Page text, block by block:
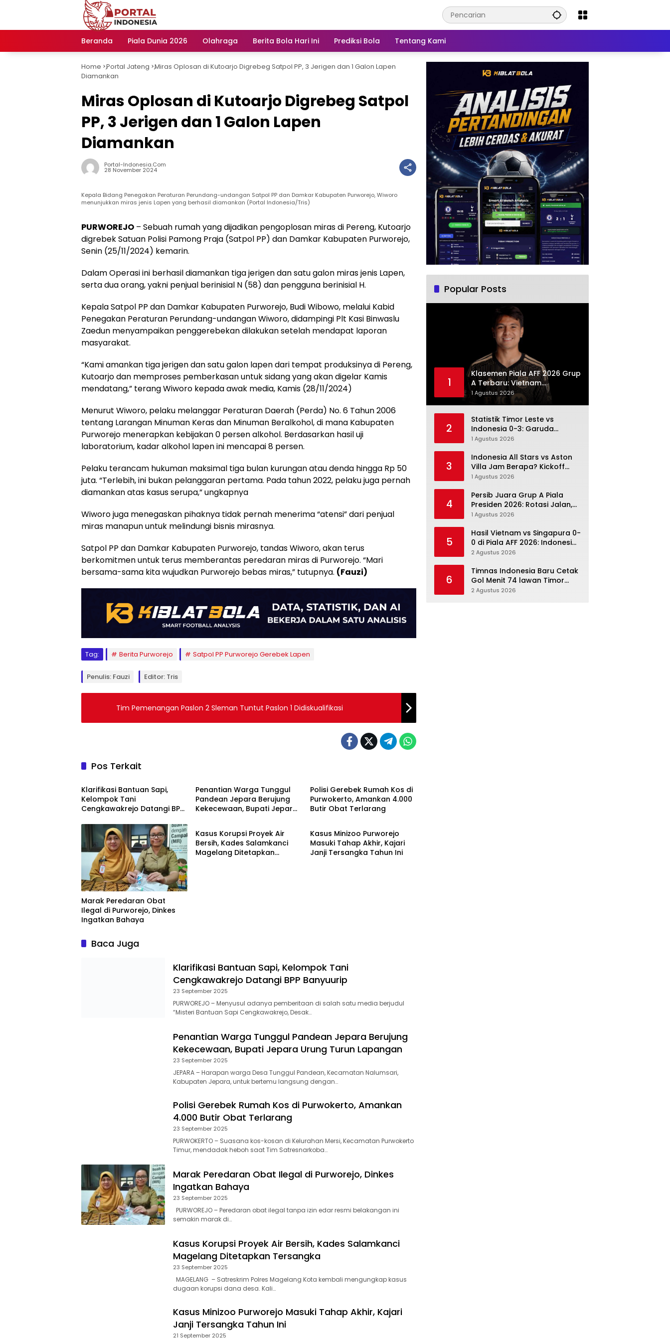
Beranda
Piala Dunia 2026 Olahraga Berita Bola Hari Ini Prediksi Bola Tentang Kami
Home -
Portal Jateng -Miras Oplosan di Kutoarjo Digrebeg Satpol PP, 3 Jerigen dan 1 Galon Lapen
Diamankan
Miras Oplosan di Kutoarjo Digrebeg Satpol
PP, 3 Jerigen dan 1 Galon Lapen
Diamankan
Portal-Indonesia.com
28 November 2024
Kepala Bidang Penegakan Peraturan Perundang-undangan Satpol PP dan Damkar Kabupaten Purworejo, Wiworo
menunjukkan miras jenis Lapen yang berhasil diamankan (Portal Indonesia/Tris)
PURWOREJO – Sebuah rumah yang dijadikan pengoplosan miras di Pereng, Kutoarjo
digrebek Satuan Polisi Pamong Praja (Satpol PP) dan Damkar Kabupaten Purworejo,
Senin (25/11/2024) kemarin.
Dalam Operasi ini berhasil diamankan tiga jerigen dan satu galon miras jenis Lapen,
serta dua orang, yakni penjual berinisial N (58) dan pengguna berinisial H.
Kepala Satpol PP dan Damkar Kabupaten Purworejo, Budi Wibowo, melalui Kabid
Penegakan Peraturan Perundang-undangan Wiworo, didampingi Plt Kasi Binwaslu
Zaedun menyampaikan penggerebekan dilakukan setelah mendapat laporan
masyarakat.
“Kami amankan tiga jerigen dan satu galon lapen dari tempat produksinya di Pereng,
Kutoarjo dan memproses pemberkasan untuk sidang yang akan digelar Kamis
mendatang,” terang Wiworo kepada awak media, Kamis (28/11/2024)
Menurut Wiworo, pelaku melanggar Peraturan Daerah (Perda) No. 6 Tahun 2006
tentang Larangan Minuman Keras dan Minuman Beralkohol, di mana Kabupaten
Purworejo menerapkan kebijakan 0 persen alkohol. Berdasarkan hasil uji
laboratorium, kadar alkohol lapen ini mencapai 8 persen.
Pelaku terancam hukuman maksimal tiga bulan kurungan atau denda hingga Rp 50
juta. “Terlebih, ini bukan pelanggaran pertama. Pada tahun 2022, pelaku juga pernah
diamankan atas kasus serupa,” ungkapnya
Wiworo juga menegaskan pihaknya tidak pernah menerima “atensi” dari penjual
miras manapun untuk melindungi bisnis mirasnya.
Satpol PP dan Damkar Kabupaten Purworejo, tandas Wiworo, akan terus
berkomitmen untuk terus memberantas peredaran miras di Purworejo. “Mari
bersama-sama kita wujudkan Purworejo bebas miras,” tutupnya. (Fauzi)
Tag: Berita Purworejo Satpol PP Purworejo Gerebek Lapen
Penulis: Fauzi Editor: Tris
Tim Pemenangan Paslon 2 Sleman Tuntut Paslon 1 Didiskualifikasi
Pos Terkait
Klarifikasi Bantuan Sapi,
Kelompok Tani
Cengkawakrejo Datangi BPP
Penantian Warga Tunggul
Pandean Jepara Berujung
Kekecewaan, Bupati Jepara
Polisi Gerebek Rumah Kos di
Purwokerto, Amankan 4.000
Butir Obat Terlarang
Marak Peredaran Obat
Ilegal di Purworejo, Dinkes
Ingatkan Bahaya
Kasus Korupsi Proyek Air
Bersih, Kades Salamkanci
Magelang Ditetapkan
Kasus Minizoo Purworejo
Masuki Tahap Akhir, Kajari
Janji Tersangka Tahun Ini
Baca Juga
Klarifikasi Bantuan Sapi, Kelompok Tani
Cengkawakrejo Datangi BPP Banyuurip
23 September 2025
PURWOREJO – Menyusul adanya pemberitaan di salah satu media berjudul
“Misteri Bantuan Sapi Cengkawakrejo, Desak…
Penantian Warga Tunggul Pandean Jepara Berujung
Kekecewaan, Bupati Jepara Urung Turun Lapangan
23 September 2025
JEPARA – Harapan warga Desa Tunggul Pandean, Kecamatan Nalumsari,
Kabupaten Jepara, untuk bertemu langsung dengan…
Polisi Gerebek Rumah Kos di Purwokerto, Amankan
4.000 Butir Obat Terlarang
23 September 2025
PURWOKERTO – Suasana kos-kosan di Kelurahan Mersi, Kecamatan Purwokerto
Timur, mendadak heboh saat Tim Satresnarkoba…
Marak Peredaran Obat Ilegal di Purworejo, Dinkes
Ingatkan Bahaya
23 September 2025
PURWOREJO – Peredaran obat ilegal tanpa izin edar resmi belakangan ini
semakin marak di…
Kasus Korupsi Proyek Air Bersih, Kades Salamkanci
Magelang Ditetapkan Tersangka
23 September 2025
MAGELANG – Satreskrim Polres Magelang Kota kembali mengungkap kasus
dugaan korupsi dana desa. Kali…
Kasus Minizoo Purworejo Masuki Tahap Akhir, Kajari
Janji Tersangka Tahun Ini
21 September 2025
Popular Posts
1
Klasemen Piala AFF 2026 Grup
A Terbaru: Vietnam
Memimpin, Indonesia Turun ke
Posisi Tiga
1 Agustus 2026
2
Statistik Timor Leste vs
Indonesia 0-3: Garuda
Menang Besar Setelah
1 Agustus 2026
3
Indonesia All Stars vs Aston
Villa Jam Berapa? Kickoff
20.00 WIB dan Cara Nonton
1 Agustus 2026
4
Persib Juara Grup A Piala
Presiden 2026: Rotasi Jalan,
Tolic Punya Alasan untuk
1 Agustus 2026
5
Hasil Vietnam vs Singapura 0-
0 di Piala AFF 2026: Indonesia
Kini Punya Jalan Terbuka
2 Agustus 2026
6
Timnas Indonesia Baru Cetak
Gol Menit 74 lawan Timor
Leste: Sabar, Rotasi, lalu
2 Agustus 2026